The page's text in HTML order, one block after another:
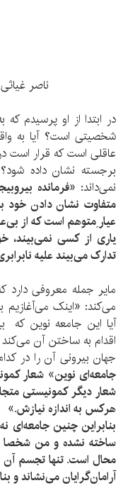
ناصر غیاثی
در ابتدا از او پرسیدم
شخصیتی است؟ آیا به
عاقلی است که قرار است
برجسته نشان داده
نمی‌داند:‌ «فرمانده
متفاوت نشان دادن خود
عیار ِمتوهم است که از
یاری از کسی نمی‌بیند،
تدارک می‌بیند علیه
مایر جمله معروفی دارد
می‌کند: «اینک می‌آغازیم
اقدام به ساختن آن می‌کند
جهان بیرونی آن را در
جامعه‌ای نوین» شعار
شعار دیگر کمونیستی
هرکس به اندازه نیازش.»
بنابراین چنین جامعه‌ای
ساخته نشده و من شخصا
محال است. تنها تجسم آن
آرامان‌گرایان می‌نشاند و